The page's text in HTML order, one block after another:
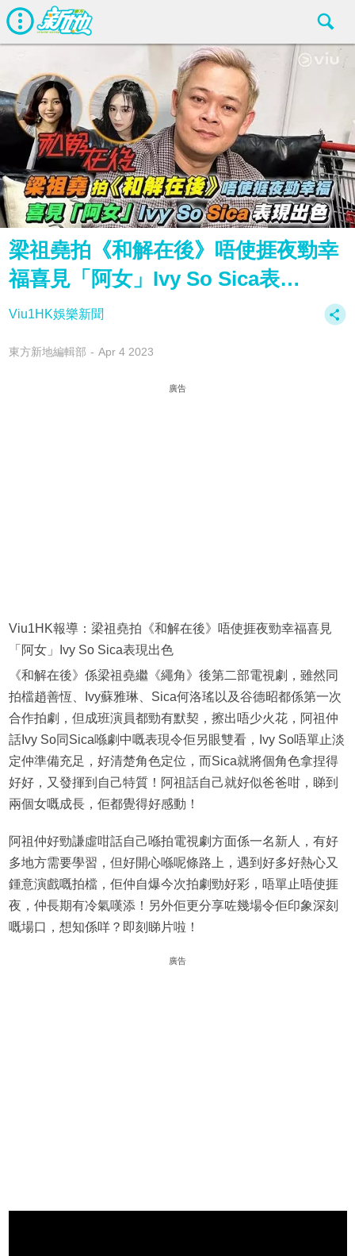
梁祖堯拍‍《和解在後》唔使捱夜勁幸
福喜見「阿女」Ivy So Sica表…
Viu1HK娛樂新聞
東方新地編輯部 Apr 4 2023
廣告
Viu1HK報導：梁祖堯拍‍《和解在後》唔使捱夜勁幸福喜見
「阿女」Ivy So Sica表現出色
《和解在後》係梁祖堯繼《繩角》後第二部電視劇，雖然同
拍檔趙善恆、Ivy蘇雅琳、Sica何洛瑤以及谷德昭都係第一次
合作拍劇，但成班演員都勁有默契，擦出唔少火花，阿祖仲
話Ivy So同Sica喺劇中嘅表現令佢另眼雙看，Ivy So唔單止淡
定仲準備充足，好清楚角色定位，而Sica就將個角色拿捏得
好好，又發揮到自己特質！阿祖話自己就好似爸爸咁，睇到
兩個女嘅成長，佢都覺得好感動！
阿祖仲好勁謙虛咁話自己喺拍電視劇方面係一名新人，有好
多地方需要學習，但好開心喺呢條路上，遇到好多好熱心又
鍾意演戲嘅拍檔，佢仲自爆今次拍劇勁好彩，唔單止唔使捱
夜，仲長期有冷氣嘆添！另外佢更分享咗幾場令佢印象深刻
嘅場口，想知係咩？即刻睇片啦！
廣告